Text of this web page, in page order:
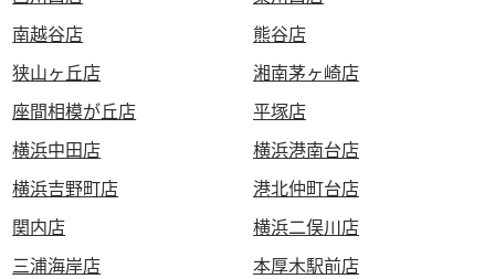
南越谷店
熊谷店
狭山ヶ丘店
湘南茅ヶ崎店
座間相模が丘店
平塚店
横浜中田店
横浜港南台店
横浜吉野町店
港北仲町台店
関内店
横浜二俣川店
三浦海岸店
本厚木駅前店